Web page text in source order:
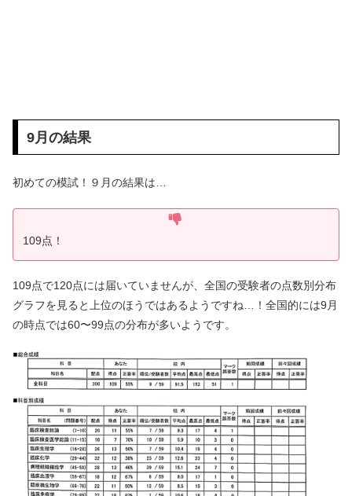
9月の結果
初めての模試！９月の結果は…
109点！
109点で120点には届いていませんが、全国の受験者の点数別分布
グラフを見ると上位のほうではあるようですね…！全国的には9月
の時点では60〜99点の分布が多いようです。